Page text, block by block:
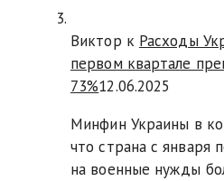
Виктор к Расходы
первом квартале
73%12.06.2025
Минфин Украины в
что страна с января
на военные нужды